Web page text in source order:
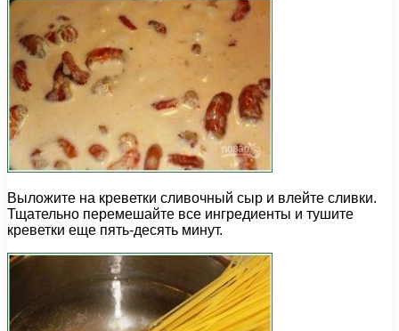
Выложите на креветки сливочный сыр и влейте сливки.
Тщательно перемешайте все ингредиенты и тушите
креветки еще пять-десять минут.